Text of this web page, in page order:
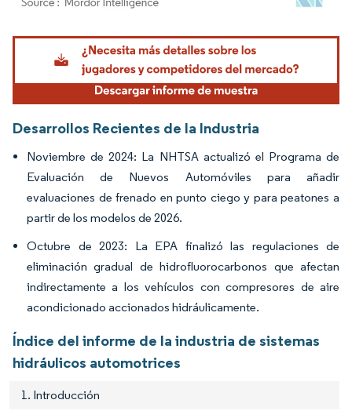
Imagen © Mordor Intelligence. El uso requiere atribución según CC BY 4.0.
Desarrollos Recientes de la Industria
Noviembre de 2024: La NHTSA actualizó el Programa de
Evaluación de Nuevos Automóviles para añadir
evaluaciones de frenado en punto ciego y para peatones a
partir de los modelos de 2026.
Octubre de 2023: La EPA finalizó las regulaciones de
eliminación gradual de hidrofluorocarbonos que afectan
indirectamente a los vehículos con compresores de aire
acondicionado accionados hidráulicamente.
Índice del informe de la industria de sistemas
hidráulicos automotrices
1. Introducción